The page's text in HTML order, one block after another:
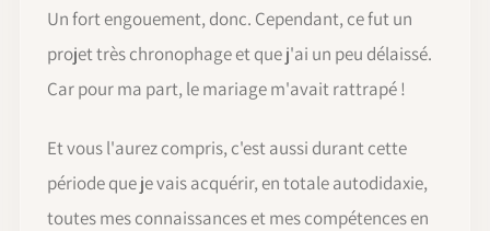
Un fort engouement, donc. Cependant, ce fut un
projet très chronophage et que j'ai un peu délaissé.
Car pour ma part, le mariage m'avait rattrapé !
Et vous l'aurez compris, c'est aussi durant cette
période que je vais acquérir, en totale autodidaxie,
toutes mes connaissances et mes compétences en